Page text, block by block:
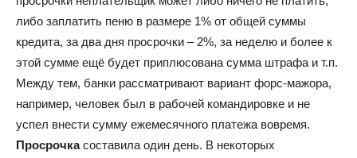
либо заплатить пеню в размере 1% от общей суммы
кредита, за два дня просрочки – 2%, за неделю и более к
этой сумме ещё будет приплюсована сумма штрафа и т.п.
Между тем, банки рассматривают вариант форс-мажора,
например, человек был в рабочей командировке и не
успел внести сумму ежемесячного платежа вовремя.
Просрочкасоставила один день. В некоторых